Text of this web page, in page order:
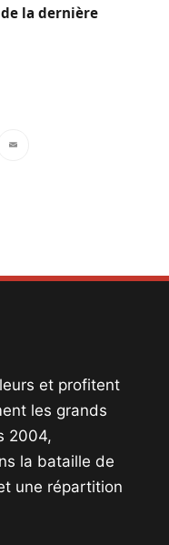
la dernière
et profitent
les grands
2004,
la bataille de
une répartition